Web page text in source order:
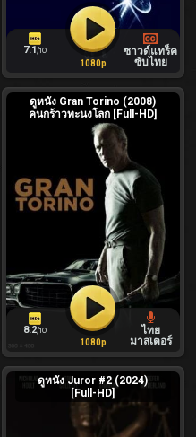
7.1/10
ซาวด์แทร็ค
ซับไทย
1080p
ดูหนัง Gran Torino (2008)
คนกร้าวทะนงโลก [Full-HD]
8.2/10
ไทย
มาสเตอร์
1080p
ดูหนัง Juror #2 (2024)
[Full-HD]